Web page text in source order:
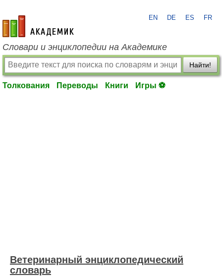
academic.ru
EN DE ES FR
Словари и энциклопедии на Академике
Найти!
Толкования Переводы Книги Игры ⚽
Ветеринарный энциклопедический
словарь